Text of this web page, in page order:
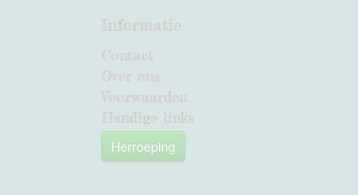
Informatie
Contact
Over ons
Voorwaarden
Handige links
Herroeping